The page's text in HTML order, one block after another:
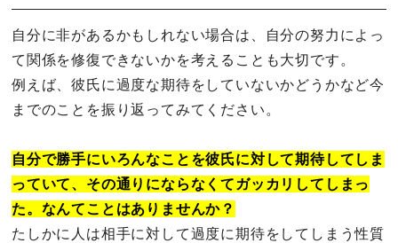
自分に非があるかもしれない場合は、自分の努力によっ
て関係を修復できないかを考えることも大切です。
例えば、彼氏に過度な期待をしていないかどうかなど今
までのことを振り返ってみてください。
自分で勝手にいろんなことを彼氏に対して期待してしま
っていて、その通りにならなくてガッカリしてしまっ
た。なんてことはありませんか？
たしかに人は相手に対して過度に期待をしてしまう性質